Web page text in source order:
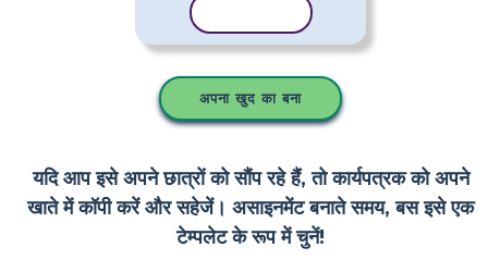
अपना खुद का बना
यदि आप इसे अपने छात्रों को सौंप रहे हैं, तो कार्यपत्रक को अपने
खाते में कॉपी करें और सहेजें। असाइनमेंट बनाते समय, बस इसे एक
टेम्पलेट के रूप में चुनें!